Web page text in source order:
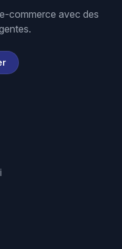
commerce avec des